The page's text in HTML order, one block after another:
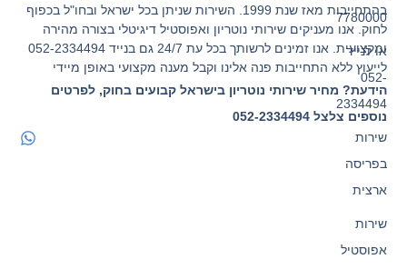
בהתחייבות מאז שנת 1999. השירות שניתן בכל ישראל ובחו"ל בכפוף
לחוק. אנו מעניקים שירותי נוטריון ואפוסטיל דיגיטלי בצורה מהירה
ומקצועית. אנו זמינים לרשותך בכל עת 24/7 גם בנייד 052-2334494
לייעוץ ללא התחייבות פנה אלינו וקבל מענה מקצועי באופן מיידי
הידעת? מחיר שירותי נוטריון בישראל קבועים בחוק, לפרטים
נוספים צלצל 052-2334494
7780000
או לנייד
052-
2334494
שירות
בפריסה
ארצית
שירות
אפוסטיל